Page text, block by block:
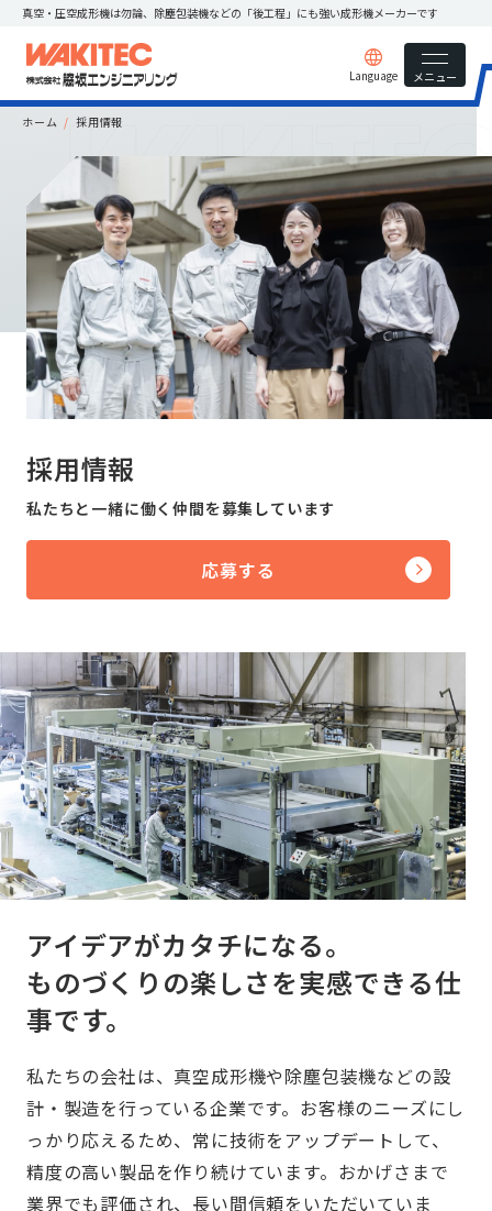
真空・圧空成形機は勿論、除塵包装機などの 「後工程」にも強い成形機メーカーです
Language メニュー
ホーム 採用情報
採用情報
私たちと一緒に働く仲間を募集しています
応募する
アイデアがカタチになる。
ものづくりの楽しさを実感できる仕
事です。
私たちの会社は、真空成形機や除塵包装機などの設
計・製造を行っている企業です。お客様のニーズにし
っかり応えるため、常に技術をアップデートして、
精度の高い製品を作り続けています。おかげさまで
業界でも評価され、長い間信頼をいただいていま